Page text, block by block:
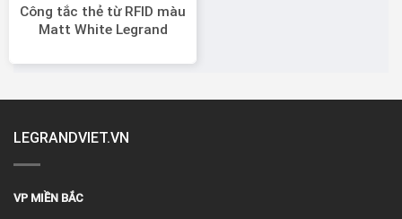
Công tắc thẻ từ RFID màu
Matt White Legrand
LEGRANDVIET.VN
VP MIỀN BẮC